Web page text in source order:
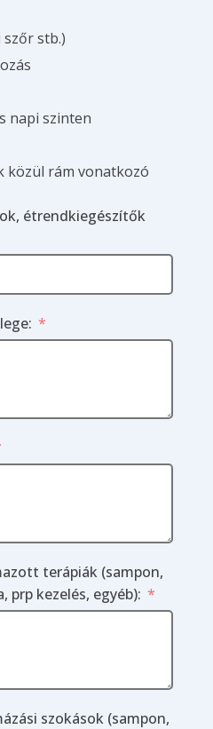
stb.)
napi szinten
közül rám vonatkozó
étrendkiegészítők
terápiák (sampon,
prp kezelés, egyéb):
szokások (sampon,